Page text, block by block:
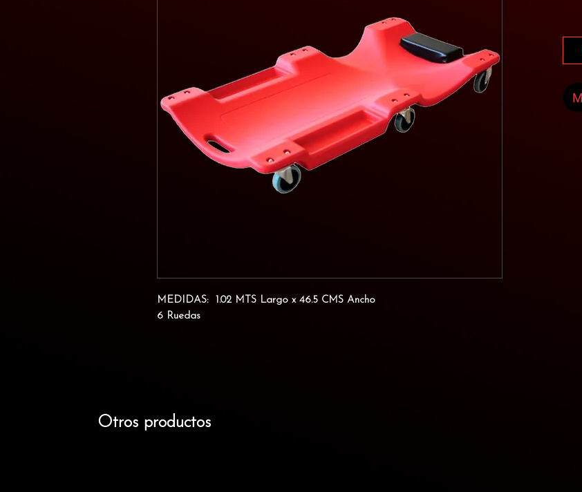
MEDIDAS:
1.02 MTS Largo x 46.5 CMS Ancho
6 Ruedas
Otros productos